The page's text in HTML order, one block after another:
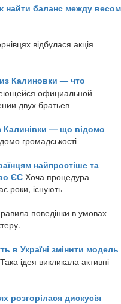
найти баланс между весом
відбулася акція
Калиновки — что
официальной
двух братьев
Калинівки — що відомо
громадськості
найпростіше та
ЄС Хоча процедура
роки, існують
поведінки в умовах
в Україні змінити модель
Така ідея викликала активні
розгорілася дискусія